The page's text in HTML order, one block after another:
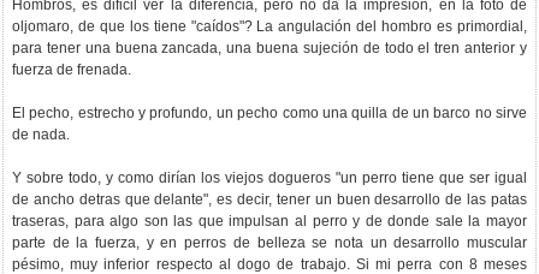
Hombros, es dificil ver la diferencia, pero no da la impresión, en la foto de
oljomaro, de que los tiene "caídos"? La angulación del hombro es primordial,
para tener una buena zancada, una buena sujeción de todo el tren anterior y
fuerza de frenada.
El pecho, estrecho y profundo, un pecho como una quilla de un barco no sirve
de nada.
Y sobre todo, y como dirían los viejos dogueros "un perro tiene que ser igual
de ancho detras que delante", es decir, tener un buen desarrollo de las patas
traseras, para algo son las que impulsan al perro y de donde sale la mayor
parte de la fuerza, y en perros de belleza se nota un desarrollo muscular
pésimo, muy inferior respecto al dogo de trabajo. Si mi perra con 8 meses